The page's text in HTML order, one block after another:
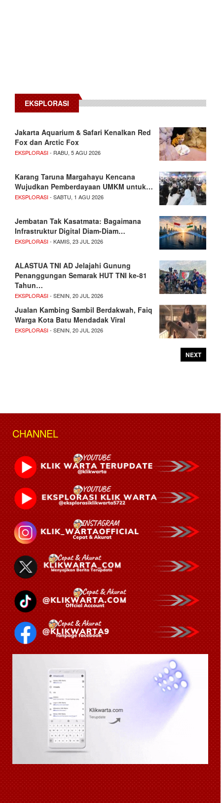
EKSPLORASI
Jakarta Aquarium & Safari Kenalkan Red
Fox dan Arctic Fox
EKSPLORASI- RABU, 5 AGU 2026
Karang Taruna Margahayu Kencana
Wujudkan Pemberdayaan UMKM untuk…
EKSPLORASI- SABTU, 1 AGU 2026
Jembatan Tak Kasatmata: Bagaimana
Infrastruktur Digital Diam-Diam…
EKSPLORASI- KAMIS, 23 JUL 2026
ALASTUA TNI AD Jelajahi Gunung
Penanggungan Semarak HUT TNI ke-81
Tahun…
EKSPLORASI- SENIN, 20 JUL 2026
Jualan Kambing Sambil Berdakwah, Faiq
Warga Kota Batu Mendadak Viral
EKSPLORASI- SENIN, 20 JUL 2026
NEXT
CHANNEL